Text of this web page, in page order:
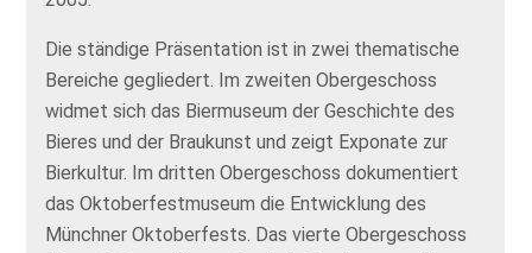
Die ständige Präsentation ist in zwei thematische
Bereiche gegliedert. Im zweiten Obergeschoss
widmet sich das Biermuseum der Geschichte des
Bieres und der Braukunst und zeigt Exponate zur
Bierkultur. Im dritten Obergeschoss dokumentiert
das Oktoberfestmuseum die Entwicklung des
Münchner Oktoberfests. Das vierte Obergeschoss